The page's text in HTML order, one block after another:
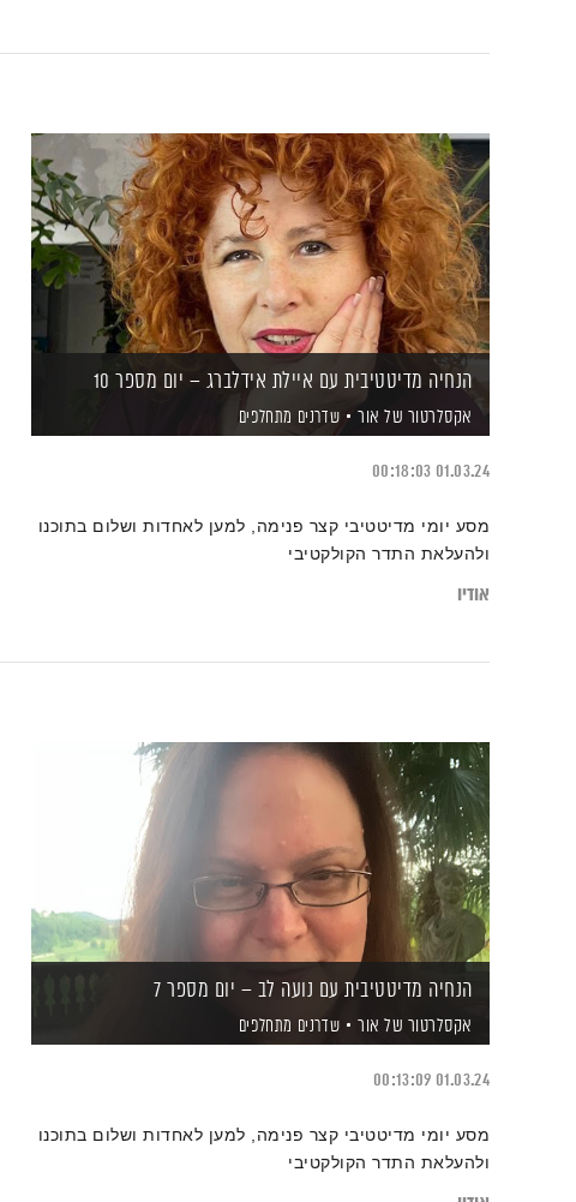
הנחיה מדיטטיבית עם איילת אידלברג – יום מספר 10
אקסלרטור של אור שדרנים מתחלפים
01.03.24
00:18:03
מסע יומי מדיטטיבי קצר פנימה, למען לאחדות ושלום בתוכנו
ולהעלאת התדר הקולקטיבי
אודיו
הנחיה מדיטטיבית עם נועה לב – יום מספר 7
אקסלרטור של אור שדרנים מתחלפים
01.03.24
00:13:09
מסע יומי מדיטטיבי קצר פנימה, למען לאחדות ושלום בתוכנו
ולהעלאת התדר הקולקטיבי